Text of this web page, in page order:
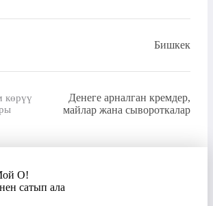
Бишкек
көрүү
Денеге арналган кремдер,
майлар жана сывороткалар
О!
сатып ала